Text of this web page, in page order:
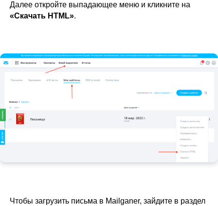
Далее откройте выпадающее меню и кликните на
«Скачать HTML».
Чтобы загрузить письма в Mailganer, зайдите в раздел